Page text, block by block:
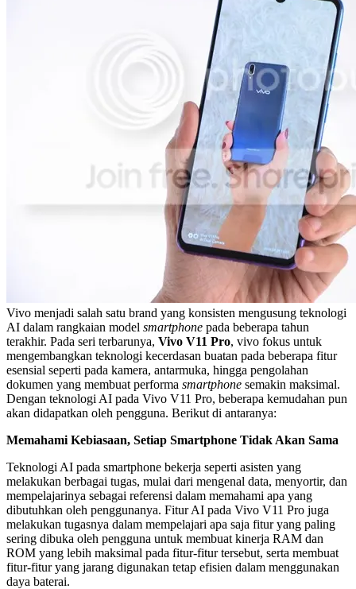
Vivo menjadi salah satu brand yang konsisten mengusung teknologi
AI dalam rangkaian model smartphone pada beberapa tahun
terakhir. Pada seri terbarunya, Vivo V11 Pro, vivo fokus untuk
mengembangkan teknologi kecerdasan buatan pada beberapa fitur
esensial seperti pada kamera, antarmuka, hingga pengolahan
dokumen yang membuat performa smartphone semakin maksimal.
Dengan teknologi AI pada Vivo V11 Pro, beberapa kemudahan pun
akan didapatkan oleh pengguna. Berikut di antaranya:
Memahami Kebiasaan, Setiap Smartphone Tidak Akan Sama
Teknologi AI pada smartphone bekerja seperti asisten yang
melakukan berbagai tugas, mulai dari mengenal data, menyortir, dan
mempelajarinya sebagai referensi dalam memahami apa yang
dibutuhkan oleh penggunanya. Fitur AI pada Vivo V11 Pro juga
melakukan tugasnya dalam mempelajari apa saja fitur yang paling
sering dibuka oleh pengguna untuk membuat kinerja RAM dan
ROM yang lebih maksimal pada fitur-fitur tersebut, serta membuat
fitur-fitur yang jarang digunakan tetap efisien dalam menggunakan
daya baterai.